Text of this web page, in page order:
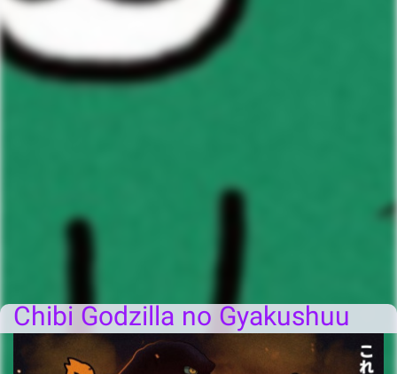
Chibi Godzilla no Gyakushuu